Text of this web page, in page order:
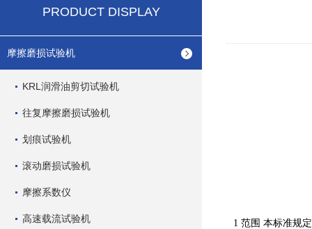
PRODUCT DISPLAY
摩擦磨损试验机
KRL润滑油剪切试验机
往复摩擦磨损试验机
划痕试验机
滚动磨损试验机
摩擦系数仪
高速载流试验机 1 范围 本标准规